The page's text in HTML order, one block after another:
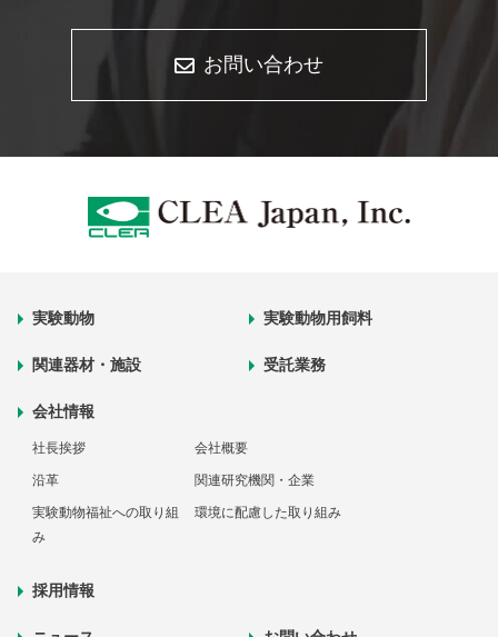
お問い合わせ
実験動物 実験動物用飼料
関連器材・施設 受託業務
会社情報
社長挨拶 会社概要
沿革 関連研究機関・企業
実験動物福祉への取り組
み
環境に配慮した取り組み
採用情報